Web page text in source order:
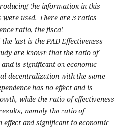
the information in this
used. There are 3 ratios
ratio, the fiscal
last is the PAD Effectiveness
are known that the ratio of
and is significant on economic
decentralization with the same
has no effect and is
while the ratio of effectiveness
namely the ratio of
effect and significant to economic